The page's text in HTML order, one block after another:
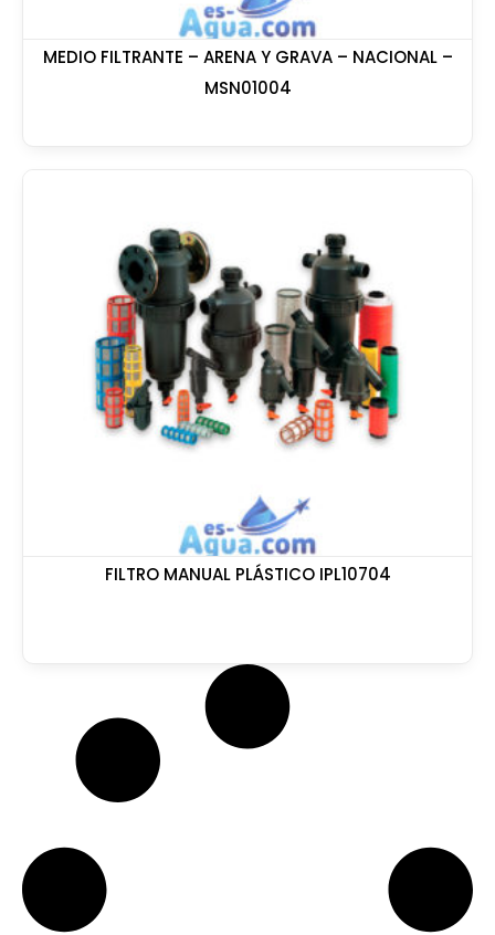
MEDIO FILTRANTE – ARENA Y GRAVA – NACIONAL –
MSN01004
FILTRO MANUAL PLÁSTICO IPL10704